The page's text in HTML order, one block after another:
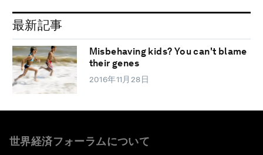
最新記事
Misbehaving kids? You can't blame
their genes
2016年11月28日
世界経済フォーラムについて